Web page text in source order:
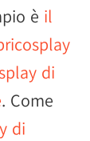
è il
di
. Come
di